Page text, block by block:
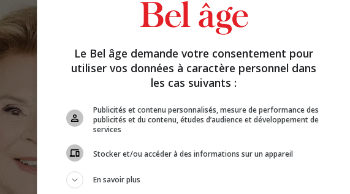
Le Bel âge demande votre consentement pour
utiliser vos données à caractère personnel dans
les cas suivants :
Publicités et contenu personnalisés, mesure de performance des
publicités et du contenu, études d’audience et développement de
services
Stocker et/ou accéder à des informations sur un appareil
En savoir plus